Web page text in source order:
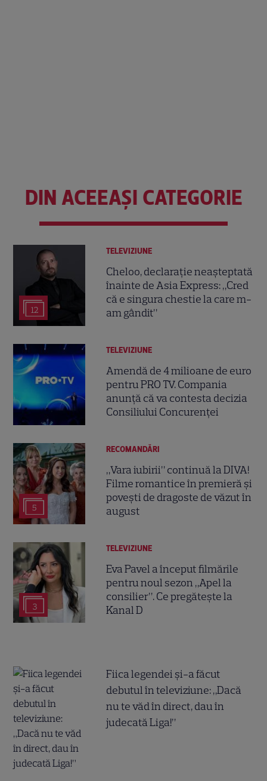
DIN ACEEAȘI CATEGORIE
12
TELEVIZIUNE
Cheloo, declarație neașteptată
înainte de Asia Express: „Cred
că e singura chestie la care m-
am gândit”
TELEVIZIUNE
Amendă de 4 milioane de euro
pentru PRO TV. Compania
anunță că va contesta decizia
Consiliului Concurenței
5
RECOMANDĂRI
„Vara iubirii” continuă la DIVA!
Filme romantice în premieră și
povești de dragoste de văzut în
august
3
TELEVIZIUNE
Eva Pavel a început filmările
pentru noul sezon „Apel la
consilier”. Ce pregătește la
Kanal D
Fiica legendei și-a făcut
debutul în televiziune: „Dacă
nu te văd în direct, dau în
judecată Liga!”